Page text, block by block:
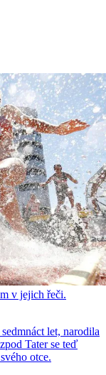
v jejich řeči.
let, narodila
Tater se teď
otce.